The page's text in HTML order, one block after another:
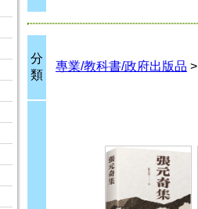
分
類
專業/教科書/政府出版品 >